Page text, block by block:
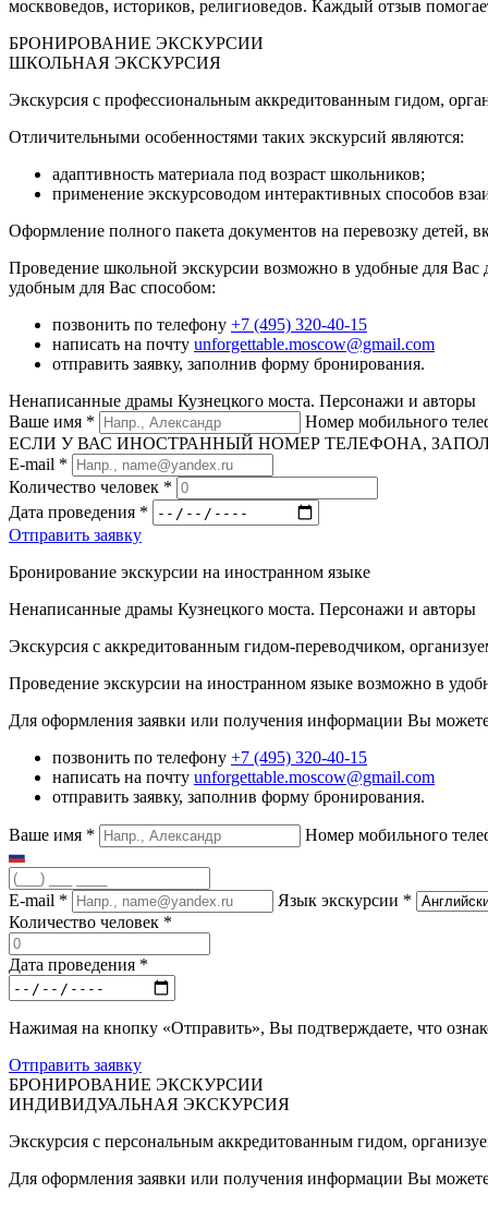
москвоведов, историков, религиоведов. Каждый отзыв
БРОНИРОВАНИЕ ЭКСКУРСИИ
ШКОЛЬНАЯ ЭКСКУРСИЯ
Экскурсия с профессиональным аккредитованным гидом,
Отличительными особенностями таких экскурсий являются:
адаптивность материала под возраст школьников;
применение экскурсоводом интерактивных способов
Оформление полного пакета документов на перевозку детей,
Проведение школьной экскурсии возможно в удобные для
удобным для Вас способом:
позвонить по телефону +7 (495) 320-40-15
написать на почту unforgettable.moscow@gmail.com
отправить заявку, заполнив форму бронирования.
Ненаписанные драмы Кузнецкого моста. Персонажи и авторы
Ваше имя *
Номер мобильного
ЕСЛИ У ВАС ИНОСТРАННЫЙ НОМЕР ТЕЛЕФОНА,
E-mail *
Количество человек *
Дата проведения *
Отправить заявку
Бронирование экскурсии на иностранном языке
Ненаписанные драмы Кузнецкого моста. Персонажи и авторы
Экскурсия с аккредитованным гидом-переводчиком,
Проведение экскурсии на иностранном языке возможно в
Для оформления заявки или получения информации Вы
позвонить по телефону +7 (495) 320-40-15
написать на почту unforgettable.moscow@gmail.com
отправить заявку, заполнив форму бронирования.
Ваше имя * Номер мобильного
E-mail * Язык экскурсии *
Количество человек *
Дата проведения *
Нажимая на кнопку «Отправить», Вы подтверждаете, что
Отправить заявку
БРОНИРОВАНИЕ ЭКСКУРСИИ
ИНДИВИДУАЛЬНАЯ ЭКСКУРСИЯ
Экскурсия с персональным аккредитованным гидом,
Для оформления заявки или получения информации Вы